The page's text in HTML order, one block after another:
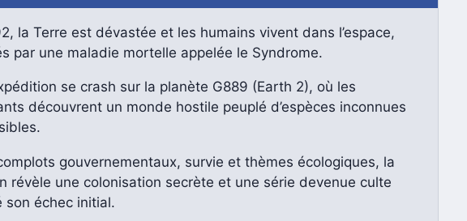
la Terre est dévastée et les humains vivent dans l’espace,
par une maladie mortelle appelée le Syndrome.
se crash sur la planète G889 (Earth 2), où les
découvrent un monde hostile peuplé d’espèces inconnues
gouvernementaux, survie et thèmes écologiques, la
révèle une colonisation secrète et une série devenue culte
son échec initial.